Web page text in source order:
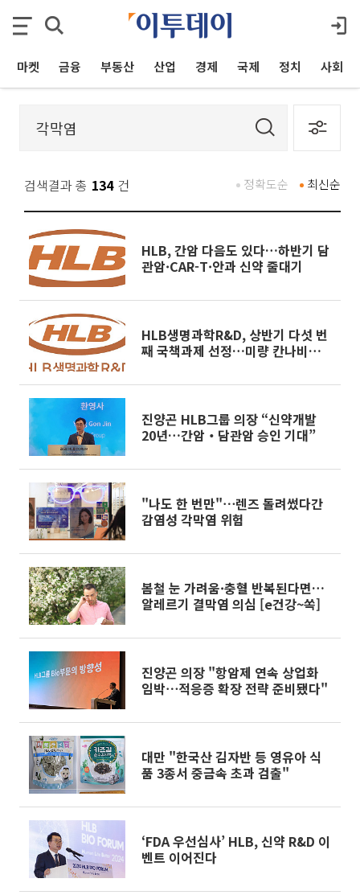
마켓 금융 부동산 산업 경제 국제 정치 사회
검색결과 총 134 건 최신순
정확도순
HLB, 간암 다음도 있다…하반기 담
관암·CAR-T·안과 신약 줄대기
HLB생명과학R&D, 상반기 다섯 번
째 국책과제 선정…미량 칸나비노이
진양곤 HLB그룹 의장 “신약개발
20년…간암‧담관암 승인 기대”
"나도 한 번만"⋯렌즈 돌려썼다간
감염성 각막염 위험
봄철 눈 가려움·충혈 반복된다면…
알레르기 결막염 의심 [e건강~쏙]
진양곤 의장 "항암제 연속 상업화
임박⋯적응증 확장 전략 준비됐다"
대만 "한국산 김자반 등 영유아 식
품 3종서 중금속 초과 검출"
‘FDA 우선심사’ HLB, 신약 R&D 이
벤트 이어진다